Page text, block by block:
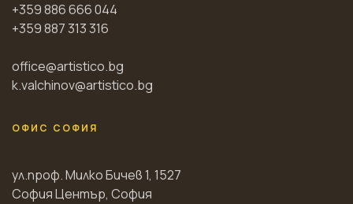
+359 886 666 044
+359 887 313 316
office@artistico.bg
k.valchinov@artistico.bg
ОФИС СОФИЯ
ул.проф. Милко Бичев 1, 1527
София Център, София